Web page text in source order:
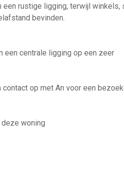
een rustige ligging, terwijl winkels,
bevinden.
een centrale ligging op een zeer
op met An voor een bezoek:
woning